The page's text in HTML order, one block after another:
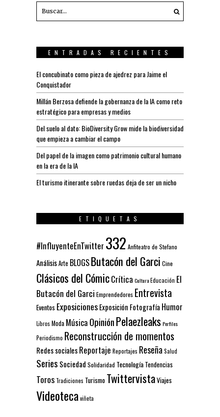
ENTRADAS RECIENTES
El concubinato como pieza de ajedrez para Jaime el
Conquistador
Millán Berzosa defiende la gobernanza de la IA como reto
estratégico para empresas y medios
Del suelo al dato: BioDiversity Grow mide la biodiversidad
que empieza a cambiar el campo
Del papel de la imagen como patrimonio cultural humano
en la era de la IA
El turismo itinerante sobre ruedas deja de ser un nicho
ETIQUETAS
#InfluyenteEnTwitter 332 Anfiteatro de Stefano
AnálisisArte BLOGSButacón del Garci Cine
Clásicos del CómicCrítica CulturaEducación El
Butacón del Garci Emprendedores Entrevista
Eventos ExposicionesExposición Fotografía Humor
Libros Moda Música OpiniónPelaezleaks Perfiles
Periodismo Reconstrucción de momentos
Redes socialesReportaje Reportajes Reseña Salud
Series Sociedad Solidaridad Tecnología Tendencias
Toros Tradiciones Turismo TwittervistaViajes
Videoteca viñeta